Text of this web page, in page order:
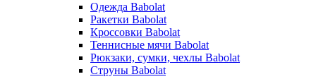
Одежда Babolat
Ракетки Babolat
Кроссовки Babolat
Теннисные мячи Babolat
Рюкзаки, сумки, чехлы Babolat
Струны Babolat